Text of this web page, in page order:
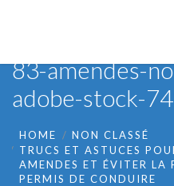
83-amendes-
adobe-stock-
HOME
NON CLASSÉ
TRUCS ET ASTUCES
AMENDES ET ÉVITER LA
PERMIS DE CONDUIRE